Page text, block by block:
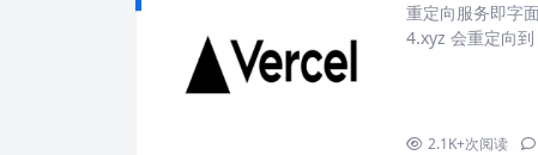
重定向服务即
4.xyz 会重定向
2.1K+次阅读